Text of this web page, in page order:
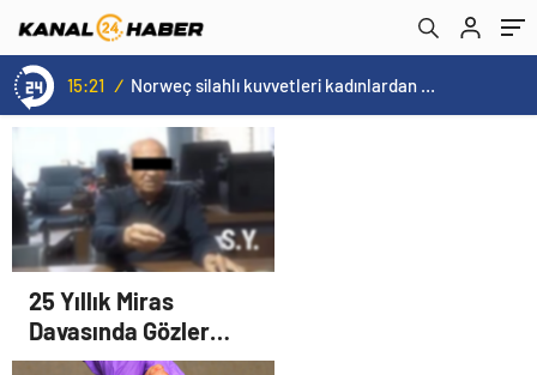
15:21 / Norweç silahlı kuvvetleri kadınlardan oluşan özel kuvvetler eğitimlerini başlattı.
25 Yıllık Miras
Davasında Gözler
Temmuz Ayındaki